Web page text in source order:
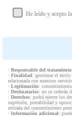
He leído y acepto la
· Responsable del tratamiento
· Finalidad: gestionar el envío
relacionada con nuestros
· Legitimación:
· Destinatarios: no se cederán
· Derechos: podrá ejercer los
supresión, portabilidad y
retirada del consentimiento
· Información adicional: